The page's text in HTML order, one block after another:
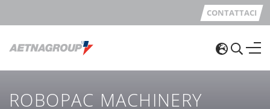
CONTATTACI
ROBOPAC MACHINERY